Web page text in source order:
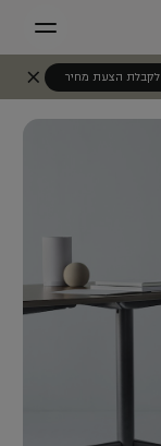
לקבלת הצעת מחיר